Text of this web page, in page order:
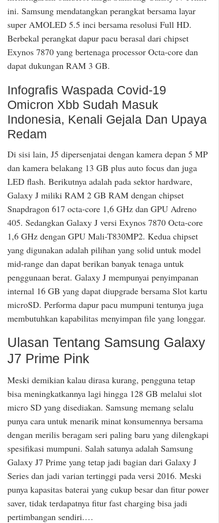
ini. Samsung mendatangkan perangkat bersama layar
super AMOLED 5.5 inci bersama resolusi Full HD.
Berbekal perangkat dapur pacu berasal dari chipset
Exynos 7870 yang bertenaga processor Octa-core dan
dapat dukungan RAM 3 GB.
Infografis Waspada Covid-19
Omicron Xbb Sudah Masuk
Indonesia, Kenali Gejala Dan Upaya
Redam
Di sisi lain, J5 dipersenjatai dengan kamera depan 5 MP
dan kamera belakang 13 GB plus auto focus dan juga
LED flash. Berikutnya adalah pada sektor hardware,
Galaxy J miliki RAM 2 GB RAM dengan chipset
Snapdragon 617 octa-core 1,6 GHz dan GPU Adreno
405. Sedangkan Galaxy J versi Exynos 7870 Octa-core
1,6 GHz dengan GPU Mali-T830MP2. Kedua chipset
yang digunakan adalah pilihan yang solid untuk model
mid-range dan dapat berikan banyak tenaga untuk
penggunaan berat. Galaxy J mempunyai penyimpanan
internal 16 GB yang dapat diupgrade bersama Slot kartu
microSD. Performa dapur pacu mumpuni tentunya juga
membutuhkan kapabilitas menyimpan file yang longgar.
Ulasan Tentang Samsung Galaxy
J7 Prime Pink
Meski demikian kalau dirasa kurang, pengguna tetap
bisa meningkatkannya lagi hingga 128 GB melalui slot
micro SD yang disediakan. Samsung memang selalu
punya cara untuk menarik minat konsumennya bersama
dengan merilis beragam seri paling baru yang dilengkapi
spesifikasi mumpuni. Salah satunya adalah Samsung
Galaxy J7 Prime yang tetap jadi bagian dari Galaxy J
Series dan jadi varian tertinggi pada versi 2016. Meski
punya kapasitas baterai yang cukup besar dan fitur power
saver, tidak terdapatnya fitur fast charging bisa jadi
pertimbangan sendiri.…